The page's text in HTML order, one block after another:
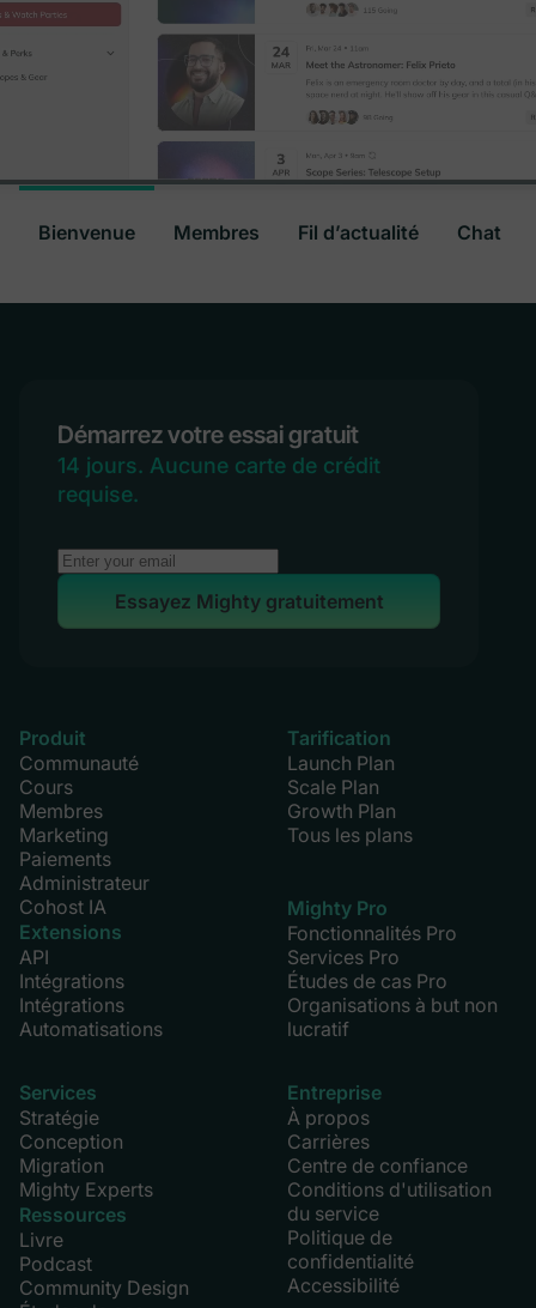
Bienvenue Membres Fil d’actualité Chat
Démarrez votre essai gratuit
14 jours. Aucune carte de crédit
requise.
Essayez Mighty gratuitement
Produit
Communauté
Cours
Membres
Marketing
Paiements
Administrateur
Cohost IA
Extensions
API
Intégrations
Intégrations
Automatisations
Tarification
Launch Plan
Scale Plan
Growth Plan
Tous les plans
Mighty Pro
Fonctionnalités Pro
Services Pro
Études de cas Pro
Organisations à but non
lucratif
Services
Stratégie
Conception
Migration
Mighty Experts
Ressources
Livre
Podcast
Community Design
Entreprise
À propos
Carrières
Centre de confiance
Conditions d'utilisation
du service
Politique de
confidentialité
Accessibilité